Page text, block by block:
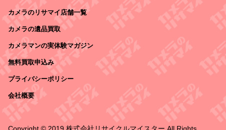
カメラのリサマイ店舗一覧
カメラの遺品買取
カメラマンの実体験マガジン
無料買取申込み
プライバシーポリシー
会社概要
Copyright © 2019 株式会社リサイクルマイスター All Rights